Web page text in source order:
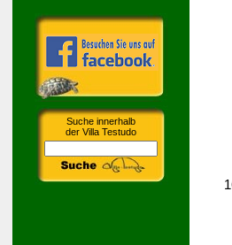
Suche innerhalb
der Villa Testudo